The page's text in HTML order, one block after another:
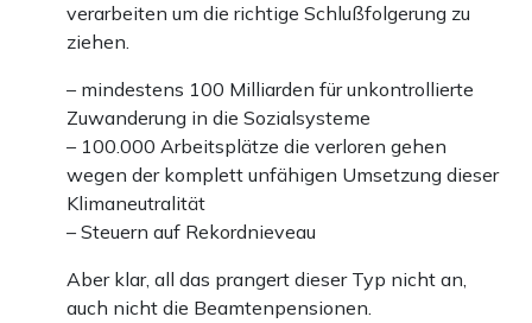
verarbeiten um die richtige Schlußfolgerung zu
ziehen.
– mindestens 100 Milliarden für unkontrollierte
Zuwanderung in die Sozialsysteme
– 100.000 Arbeitsplätze die verloren gehen
wegen der komplett unfähigen Umsetzung dieser
Klimaneutralität
– Steuern auf Rekordnieveau
Aber klar, all das prangert dieser Typ nicht an,
auch nicht die Beamtenpensionen.